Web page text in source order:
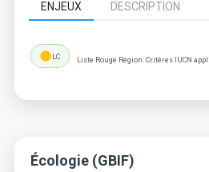
ENJEUX DESCRIPTION
lensLC Liste Rouge Région: Critères IUCN
Écologie (GBIF)